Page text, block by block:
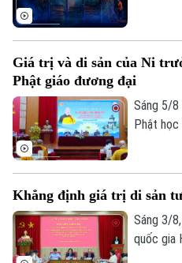
Chuyên mục
Thời sự
Hà Nội
Chính trị
Xã hội
Hà Nội
Nhịp sống Hà Nội
Người Hà Nội
Thế giới
Tin tức
Kinh tế
Nguyễn
truyện
một trải
văn học,
Giá trị và di sản của Ni
Phật giáo đương đại
Sáng 5/8
Phật học
Triều Âm
trong
Khẳng định giá trị di sản
Sáng 3/
quốc gia